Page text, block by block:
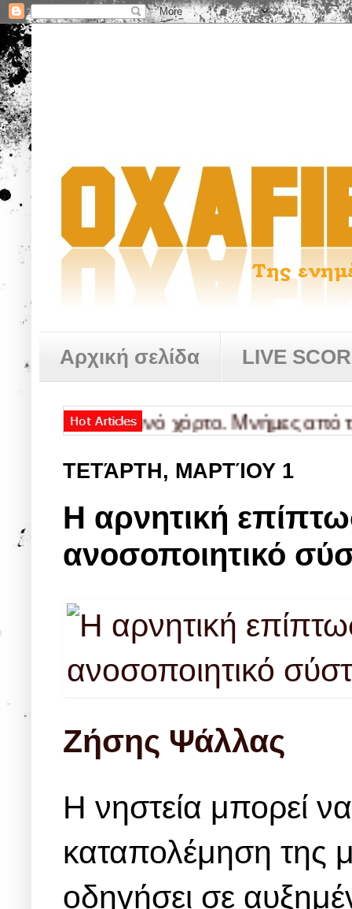
Αρχική σελίδα LIVE
ταπεινό χόρτο. Μνήμες από τη ζωή
ΤΕΤΆΡΤΗ, ΜΑΡΤΊΟΥ 1
Η αρνητική
ανοσοποιητικό
Ζήσης Ψάλλας
Η νηστεία μπορεί να
καταπολέμηση της
οδηγήσει σε